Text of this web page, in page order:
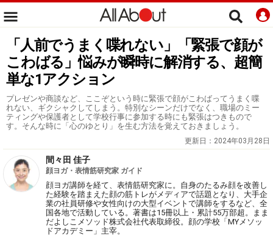
「人前でうまく喋れない」「緊張で顔が
こわばる」悩みが瞬時に解消する、超簡
単な1アクション
プレゼンや商談など、ここぞという時に緊張で顔がこわばってうまく喋
れない、ギクシャクしてしまう。特別なシーンだけでなく、職場のミー
ティングや保護者として学校行事に参加する時にも緊張はつきもので
す。そんな時に「心のゆとり」を生む方法を覚えておきましょう。
更新日： 2024年03月28日
間々田 佳子
顔ヨガ・表情筋研究家 ガイド
顔ヨガ講師を経て、表情筋研究家に。自身のたるみ顔を改善し
た経験を踏まえた顔の筋トレがメディアで話題となり、大手企
業の社員研修や女性向けの大型イベントで講師をするなど、全
国各地で活動している。著書は15冊以上・累計55万部超。まま
だよしこメソッド株式会社代表取締役。顔の学校「MYメソッ
ドアカデミー」主宰。